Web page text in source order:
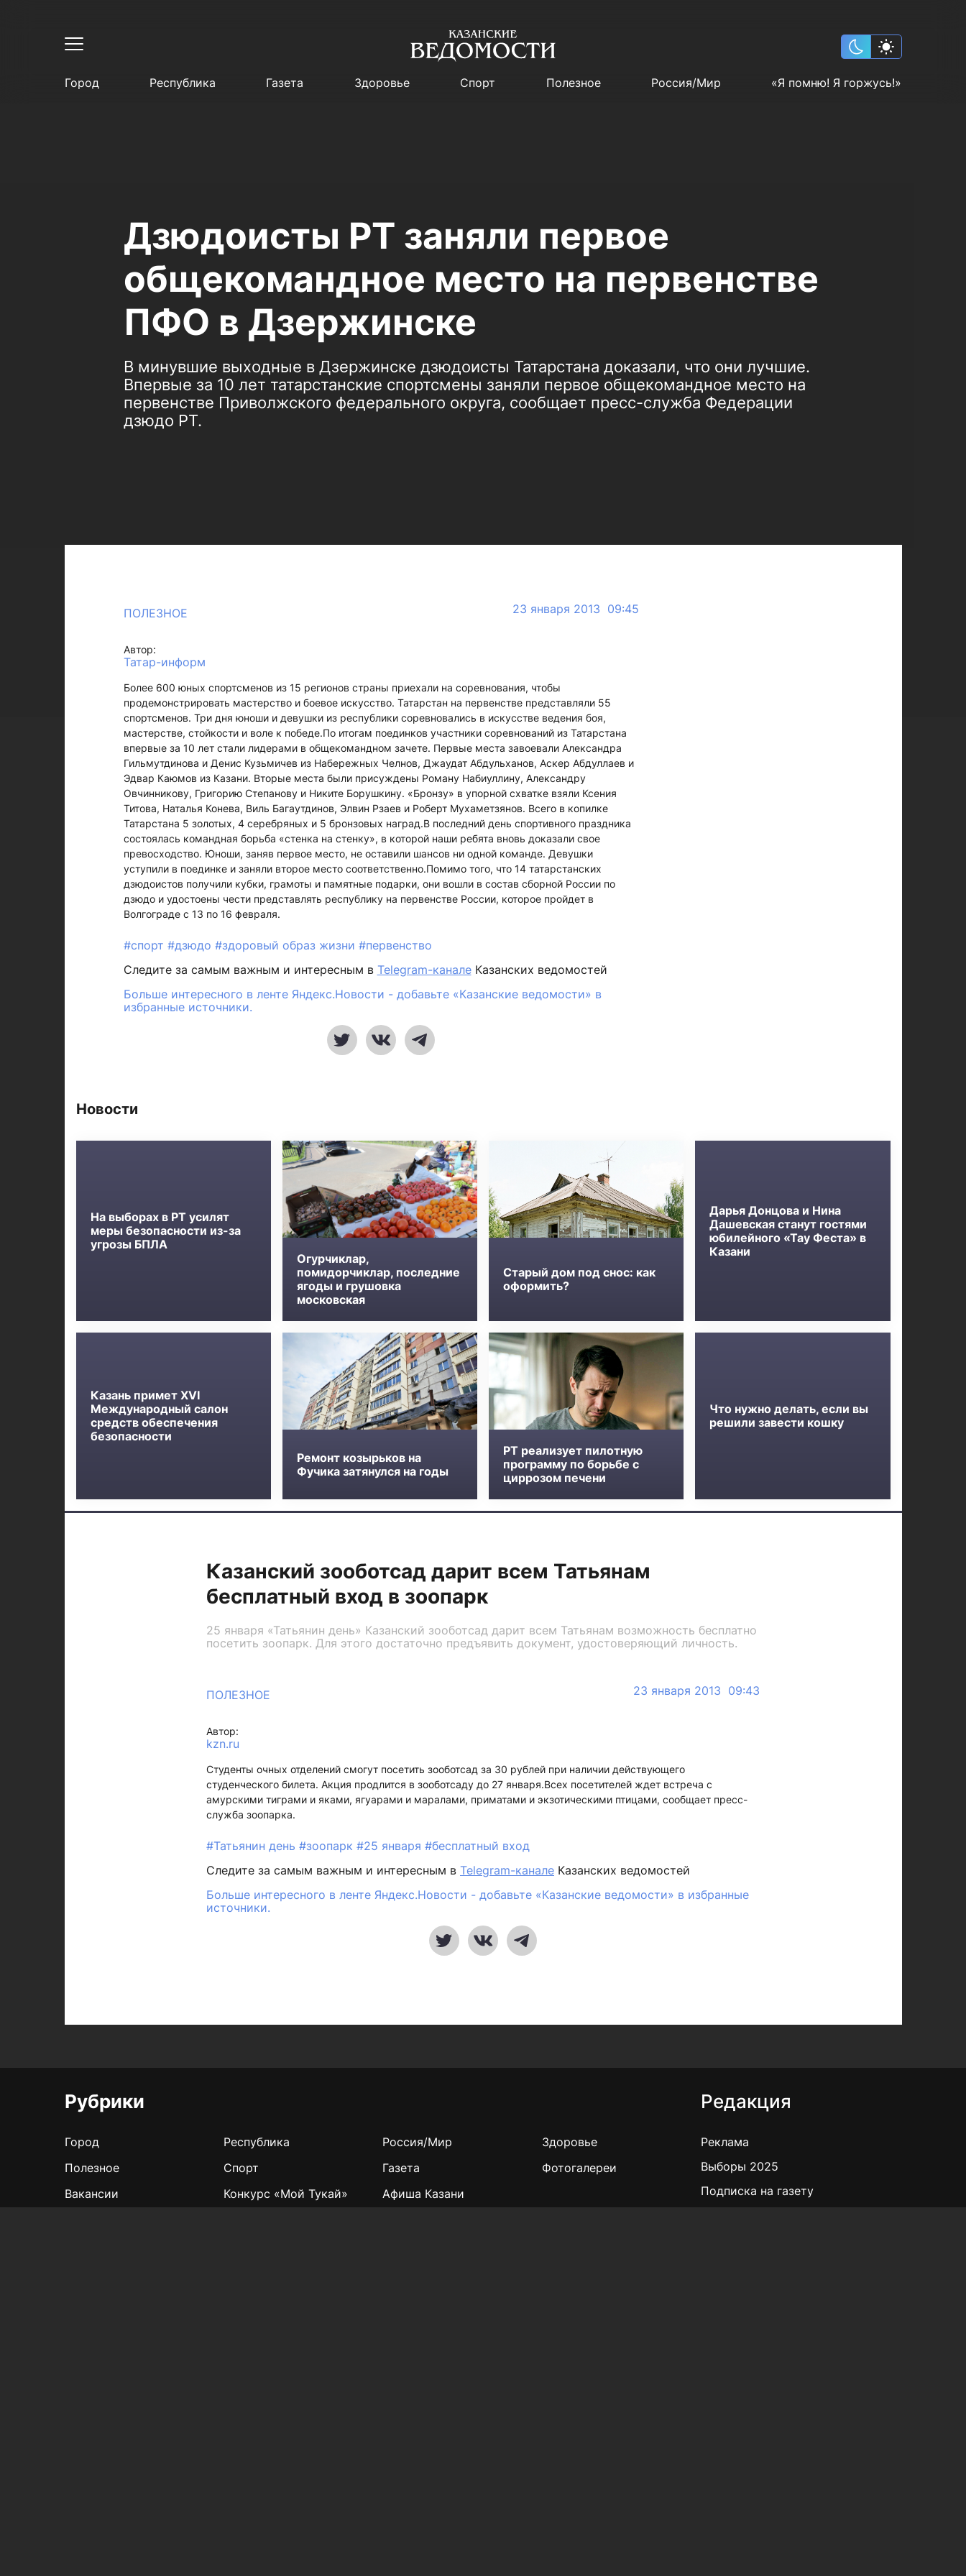
Город Республика Газета Здоровье Спорт Полезное Россия/Мир «Я помню! Я горжусь!»
Дзюдоисты РТ заняли первое
общекомандное место на первенстве
ПФО в Дзержинске
В минувшие выходные в Дзержинске дзюдоисты Татарстана доказали, что они лучшие.
Впервые за 10 лет татарстанские спортсмены заняли первое общекомандное место на
первенстве Приволжского федерального округа, сообщает пресс-служба Федерации
дзюдо РТ.
ПОЛЕЗНОЕ 23 января 2013 09:45
Автор:
Татар-информ
Более 600 юных спортсменов из 15 регионов страны приехали на соревнования, чтобы
продемонстрировать мастерство и боевое искусство. Татарстан на первенстве представляли 55
спортсменов. Три дня юноши и девушки из республики соревновались в искусстве ведения боя,
мастерстве, стойкости и воле к победе.По итогам поединков участники соревнований из Татарстана
впервые за 10 лет стали лидерами в общекомандном зачете. Первые места завоевали Александра
Гильмутдинова и Денис Кузьмичев из Набережных Челнов, Джаудат Абдульханов, Аскер Абдуллаев и
Эдвар Каюмов из Казани. Вторые места были присуждены Роману Набиуллину, Александру
Овчинникову, Григорию Степанову и Никите Борушкину. «Бронзу» в упорной схватке взяли Ксения
Титова, Наталья Конева, Виль Багаутдинов, Элвин Рзаев и Роберт Мухаметзянов. Всего в копилке
Татарстана 5 золотых, 4 серебряных и 5 бронзовых наград.В последний день спортивного праздника
состоялась командная борьба «стенка на стенку», в которой наши ребята вновь доказали свое
превосходство. Юноши, заняв первое место, не оставили шансов ни одной команде. Девушки
уступили в поединке и заняли второе место соответственно.Помимо того, что 14 татарстанских
дзюдоистов получили кубки, грамоты и памятные подарки, они вошли в состав сборной России по
дзюдо и удостоены чести представлять республику на первенстве России, которое пройдет в
Волгограде с 13 по 16 февраля.
#спорт #дзюдо #здоровый образ жизни #первенство
Следите за самым важным и интересным в Telegram-каналеКазанских ведомостей
Больше интересного в ленте Яндекс.Новости - добавьте «Казанские ведомости» в
избранные источники.
Новости
На выборах в РТ усилят
меры безопасности из-за
угрозы БПЛА
Огурчиклар,
помидорчиклар, последние
ягоды и грушовка
московская
Старый дом под снос: как
оформить?
Дарья Донцова и Нина
Дашевская станут гостями
юбилейного «Тау Феста» в
Казани
Казань примет XVI
Международный салон
средств обеспечения
безопасности
Ремонт козырьков на
Фучика затянулся на годы
РТ реализует пилотную
программу по борьбе с
циррозом печени
Что нужно делать, если вы
решили завести кошку
Казанский зооботсад дарит всем Татьянам
бесплатный вход в зоопарк
25 января «Татьянин день» Казанский зооботсад дарит всем Татьянам возможность бесплатно
посетить зоопарк. Для этого достаточно предъявить документ, удостоверяющий личность.
ПОЛЕЗНОЕ 23 января 2013 09:43
Автор:
kzn.ru
Студенты очных отделений смогут посетить зооботсад за 30 рублей при наличии действующего
студенческого билета. Акция продлится в зооботсаду до 27 января.Всех посетителей ждет встреча с
амурскими тиграми и яками, ягуарами и маралами, приматами и экзотическими птицами, сообщает пресс-
служба зоопарка.
#Татьянин день #зоопарк #25 января #бесплатный вход
Следите за самым важным и интересным в Telegram-канале Казанских ведомостей
Больше интересного в ленте Яндекс.Новости - добавьте «Казанские ведомости» в избранные
источники.
Рубрики
Город Республика Россия/Мир
Здоровье
Полезное
Спорт Газета
Фотогалереи
Вакансии
Конкурс «Мой Тукай» Афиша Казани
Редакция
Реклама
Выборы 2025
Подписка на газету